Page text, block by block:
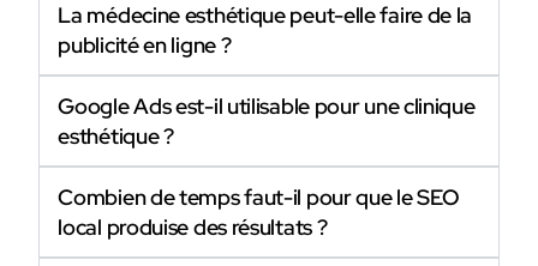
La médecine esthétique peut-elle faire de la
publicité en ligne ?
Google Ads est-il utilisable pour une clinique
esthétique ?
Combien de temps faut-il pour que le SEO
local produise des résultats ?